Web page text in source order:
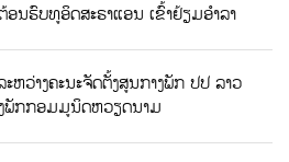
ນຮົບທູອິດສະຣາແອນ ເຂົ້າຢ້ຽມອຳລາ
ຫວ່າງຄະນະຈັດຕັ້ງສູນກາງພັກ ປປ ລາວ
ພັກກອມມູນິດຫວຽດນາມ